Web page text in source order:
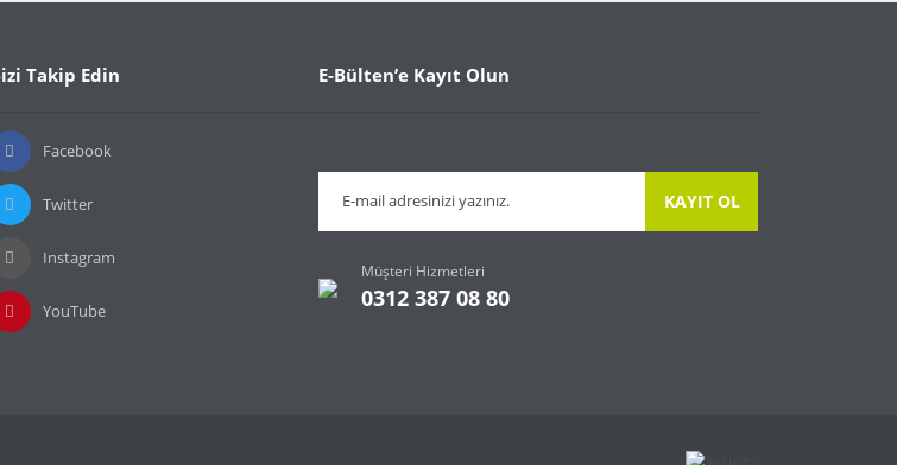
Takip Edin
Facebook
Twitter
Instagram
YouTube
E-Bülten’e Kayıt Olun
KAYIT OL
Müşteri Hizmetleri
0312 387 08 80